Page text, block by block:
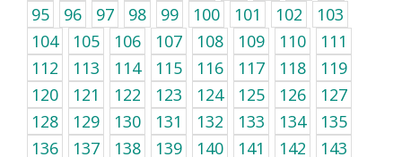
95
96 97 98 99 100 101 102
103
104
105 106 107 108 109 110
111
112
113 114 115 116 117 118
119
120
121 122 123 124 125 126
127
128
129 130 131 132 133 134
135
136
137 138 139 140 141 142
143